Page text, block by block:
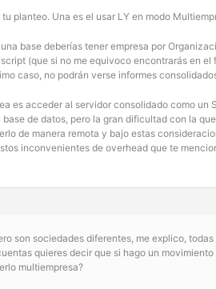
planteo. Una es el usar LY en modo
base deberías tener empresa por
(que si no me equivoco encontrarás en
caso, no podrán verse informes
es acceder al servidor consolidado como
de datos, pero la gran dificultad con la
de manera remota y bajo estas
inconvenientes de overhead que te
son sociedades diferentes, me explico,
quieres decir que si hago un
multiempresa?